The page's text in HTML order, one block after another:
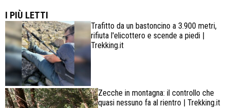
I PIÙ LETTI
Trafitto da un bastoncino a 3.900 metri,
rifiuta l'elicottero e scende a piedi |
Trekking.it
Zecche in montagna: il controllo che
quasi nessuno fa al rientro | Trekking.it